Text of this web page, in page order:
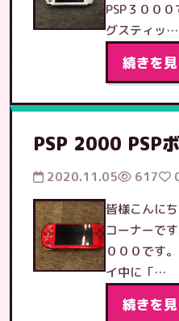
PSP３００
グスティッ…
続きを
PSP 2000 PSP
2020.11.05 617
皆様こんに
コーナーで
０００です
イ中に「…
続きを